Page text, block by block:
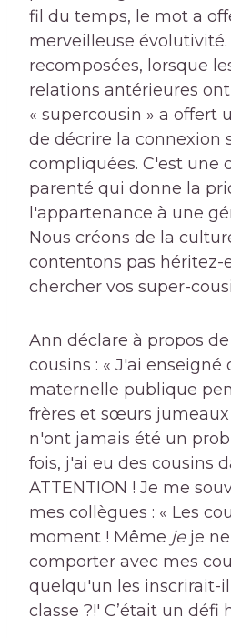
fil du temps, le mot a
merveilleuse
recomposées, lorsque
relations antérieures
« supercousin » a offert
de décrire la connexion
compliquées. C'est une
parenté qui donne la
l'appartenance à une
Nous créons de la
contentons pas héritez-
chercher vos super-
Ann déclare à propos de
cousins : « J'ai enseigné
maternelle publique
frères et sœurs jumeaux
n'ont jamais été un
fois, j'ai eu des cousins
ATTENTION ! Je me
mes collègues : « Les
moment ! Même jeje ne
comporter avec mes
quelqu'un les inscrirait-
classe ?!' C’était un défi